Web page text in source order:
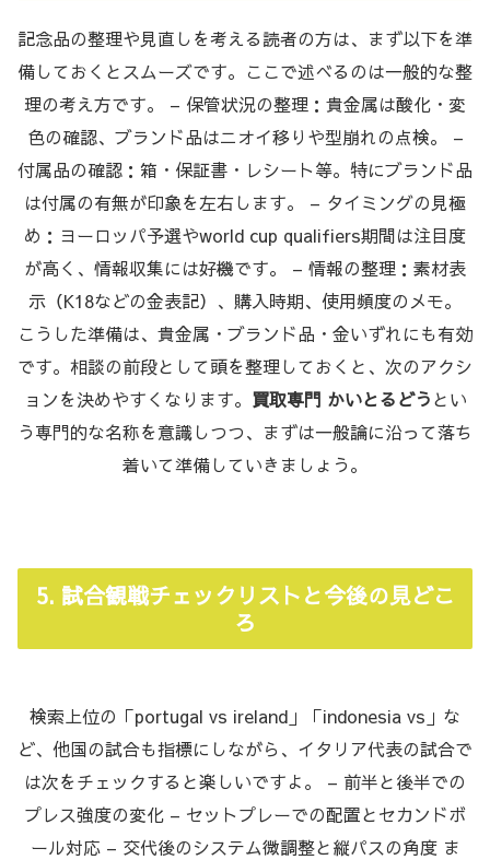
記念品の整理や見直しを考える読者の方は、まず以下を準
備しておくとスムーズです。ここで述べるのは一般的な整
理の考え方です。 – 保管状況の整理：貴金属は酸化・変
色の確認、ブランド品はニオイ移りや型崩れの点検。 –
付属品の確認：箱・保証書・レシート等。特にブランド品
は付属の有無が印象を左右します。 – タイミングの見極
め：ヨーロッパ予選やworld cup qualifiers期間は注目度
が高く、情報収集には好機です。 – 情報の整理：素材表
示（K18などの金表記）、購入時期、使用頻度のメモ。
こうした準備は、貴金属・ブランド品・金いずれにも有効
です。相談の前段として頭を整理しておくと、次のアクシ
ョンを決めやすくなります。 買取専門 かいとるどうとい
う専門的な名称を意識しつつ、まずは一般論に沿って落ち
着いて準備していきましょう。
5. 試合観戦チェックリストと今後の見どこ
ろ
検索上位の「portugal vs ireland」「indonesia vs」な
ど、他国の試合も指標にしながら、イタリア代表の試合で
は次をチェックすると楽しいですよ。 – 前半と後半での
プレス強度の変化 – セットプレーでの配置とセカンドボ
ール対応 – 交代後のシステム微調整と縦パスの角度 ま